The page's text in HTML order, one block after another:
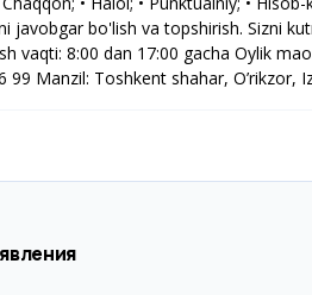
javobgar bo'lish va topshirish. Sizni
vaqti: 8:00 dan 17:00 gacha Oylik
Manzil: Toshkent shahar, O’rikzor,